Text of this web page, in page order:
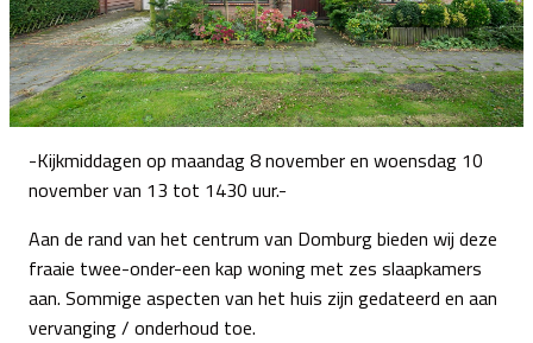
-Kijkmiddagen op maandag 8 november en woensdag 10
november van 13 tot 1430 uur.-
Aan de rand van het centrum van Domburg bieden wij deze
fraaie twee-onder-een kap woning met zes slaapkamers
aan. Sommige aspecten van het huis zijn gedateerd en aan
vervanging / onderhoud toe.